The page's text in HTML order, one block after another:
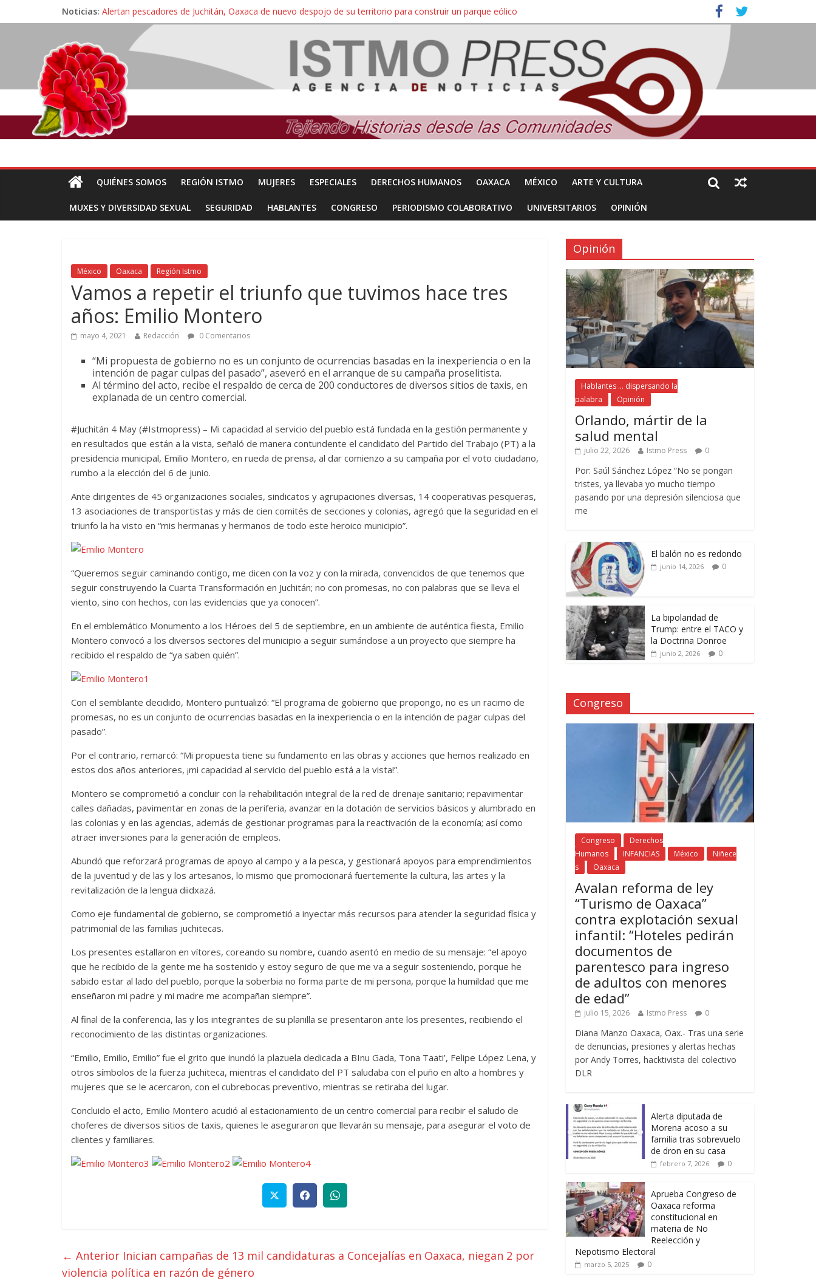
Noticias: Alertan pescadores de Juchitán, Oaxaca de nuevo despojo de su territorio para construir un parque eólico
Pescadores y comuneros ikoots detienen la extracción ilegal de material pétreo de gravera Oyamel
Un nuevo derrame de hidrocarburo afecta a Salina Cruz, Oaxaca; ahora pescadores de Salinas del Marqués denuncian daños de Pemex
🎧Capítulo 2 : CUIDAR A MI HIJA CON SÍNDROME DE DOWN
Familiares de periodista Alejandro Leyva asesinado en Oaxaca protestan y exigen justicia en desfile de delegaciones
QUIÉNES SOMOS REGIÓN ISTMO MUJERES ESPECIALES DERECHOS HUMANOS OAXACA MÉXICO ARTE Y CULTURA
MUXES Y DIVERSIDAD SEXUAL SEGURIDAD HABLANTES CONGRESO PERIODISMO COLABORATIVO UNIVERSITARIOS OPINIÓN
México Oaxaca Región Istmo
Vamos a repetir el triunfo que tuvimos hace tres
años: Emilio Montero
mayo 4, 2021 Redacción 0 Comentarios
“Mi propuesta de gobierno no es un conjunto de ocurrencias basadas en la inexperiencia o en la
intención de pagar culpas del pasado”, aseveró en el arranque de su campaña proselitista.
Al término del acto, recibe el respaldo de cerca de 200 conductores de diversos sitios de taxis, en
explanada de un centro comercial.
#Juchitán 4 May (#Istmopress) – Mi capacidad al servicio del pueblo está fundada en la gestión permanente y
en resultados que están a la vista, señaló de manera contundente el candidato del Partido del Trabajo (PT) a la
presidencia municipal, Emilio Montero, en rueda de prensa, al dar comienzo a su campaña por el voto ciudadano,
rumbo a la elección del 6 de junio.
Ante dirigentes de 45 organizaciones sociales, sindicatos y agrupaciones diversas, 14 cooperativas pesqueras,
13 asociaciones de transportistas y más de cien comités de secciones y colonias, agregó que la seguridad en el
triunfo la ha visto en “mis hermanas y hermanos de todo este heroico municipio”.
“Queremos seguir caminando contigo, me dicen con la voz y con la mirada, convencidos de que tenemos que
seguir construyendo la Cuarta Transformación en Juchitán; no con promesas, no con palabras que se lleva el
viento, sino con hechos, con las evidencias que ya conocen”.
En el emblemático Monumento a los Héroes del 5 de septiembre, en un ambiente de auténtica fiesta, Emilio
Montero convocó a los diversos sectores del municipio a seguir sumándose a un proyecto que siempre ha
recibido el respaldo de “ya saben quién”.
Con el semblante decidido, Montero puntualizó: “El programa de gobierno que propongo, no es un racimo de
promesas, no es un conjunto de ocurrencias basadas en la inexperiencia o en la intención de pagar culpas del
pasado”.
Por el contrario, remarcó: “Mi propuesta tiene su fundamento en las obras y acciones que hemos realizado en
estos dos años anteriores, ¡mi capacidad al servicio del pueblo está a la vista!”.
Montero se comprometió a concluir con la rehabilitación integral de la red de drenaje sanitario; repavimentar
calles dañadas, pavimentar en zonas de la periferia, avanzar en la dotación de servicios básicos y alumbrado en
las colonias y en las agencias, además de gestionar programas para la reactivación de la economía; así como
atraer inversiones para la generación de empleos.
Abundó que reforzará programas de apoyo al campo y a la pesca, y gestionará apoyos para emprendimientos
de la juventud y de las y los artesanos, lo mismo que promocionará fuertemente la cultura, las artes y la
revitalización de la lengua diidxazá.
Como eje fundamental de gobierno, se comprometió a inyectar más recursos para atender la seguridad física y
patrimonial de las familias juchitecas.
Los presentes estallaron en vítores, coreando su nombre, cuando asentó en medio de su mensaje: “el apoyo
que he recibido de la gente me ha sostenido y estoy seguro de que me va a seguir sosteniendo, porque he
sabido estar al lado del pueblo, porque la soberbia no forma parte de mi persona, porque la humildad que me
enseñaron mi padre y mi madre me acompañan siempre”.
Al final de la conferencia, las y los integrantes de su planilla se presentaron ante los presentes, recibiendo el
reconocimiento de las distintas organizaciones.
“Emilio, Emilio, Emilio” fue el grito que inundó la plazuela dedicada a BInu Gada, Tona Taati’, Felipe López Lena, y
otros símbolos de la fuerza juchiteca, mientras el candidato del PT saludaba con el puño en alto a hombres y
mujeres que se le acercaron, con el cubrebocas preventivo, mientras se retiraba del lugar.
Concluido el acto, Emilio Montero acudió al estacionamiento de un centro comercial para recibir el saludo de
choferes de diversos sitios de taxis, quienes le aseguraron que llevarán su mensaje, para asegurar el voto de
clientes y familiares.
← Anterior Inician campañas de 13 mil candidaturas a Concejalías en Oaxaca, niegan 2 por
violencia política en razón de género
Opinión
Hablantes ... dispersando la
palabra
Opinión
Orlando, mártir de la
salud mental
julio 22, 2026 Istmo Press 0
Por: Saúl Sánchez López “No se pongan
tristes, ya llevaba yo mucho tiempo
pasando por una depresión silenciosa que
me
El balón no es redondo
junio 14, 2026 0
La bipolaridad de
Trump: entre el TACO y
la Doctrina Donroe
junio 2, 2026 0
Congreso
Congreso
Derechos
Humanos
INFANCIAS México
Niñece
s
Oaxaca
Avalan reforma de ley
“Turismo de Oaxaca”
contra explotación sexual
infantil: “Hoteles pedirán
documentos de
parentesco para ingreso
de adultos con menores
de edad”
julio 15, 2026 Istmo Press 0
Diana Manzo Oaxaca, Oax.- Tras una serie
de denuncias, presiones y alertas hechas
por Andy Torres, hacktivista del colectivo
DLR
Alerta diputada de
Morena acoso a su
familia tras sobrevuelo
de dron en su casa
febrero 7, 2026 0
Aprueba Congreso de
Oaxaca reforma
constitucional en
materia de No
Reelección y
Nepotismo Electoral
marzo 5, 2025 0